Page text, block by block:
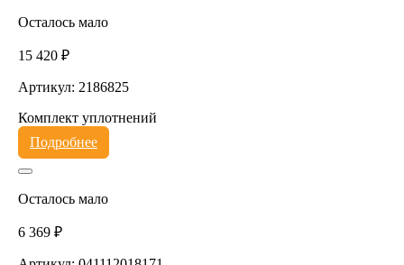
Осталось мало
15 420 ₽
Артикул: 2186825
Комплект уплотнений
Подробнее
Осталось мало
6 369 ₽